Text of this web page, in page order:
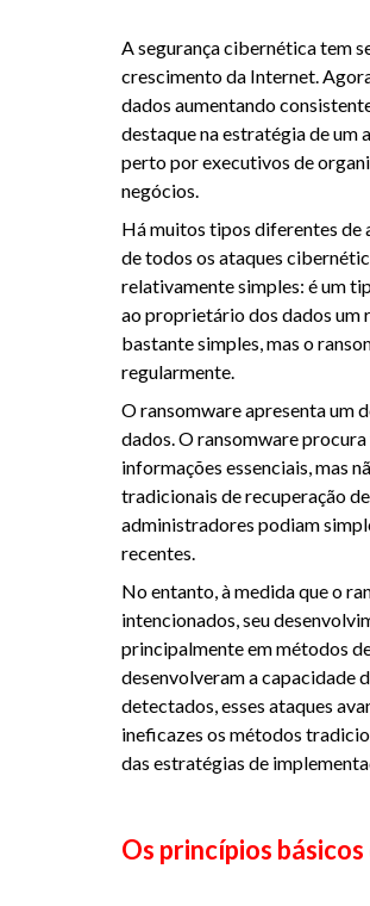
A segurança cibernética tem
crescimento da Internet.
dados aumentando
destaque na estratégia de um
perto por executivos de
negócios.
Há muitos tipos diferentes de
de todos os ataques
relativamente simples: é um
ao proprietário dos dados um
bastante simples, mas o
regularmente.
O ransomware apresenta um
dados. O ransomware
informações essenciais, mas
tradicionais de recuperação
administradores podiam
recentes.
No entanto, à medida que o
intencionados, seu
principalmente em métodos
desenvolveram a capacidade
detectados, esses ataques
ineficazes os métodos
das estratégias de
Os princípios